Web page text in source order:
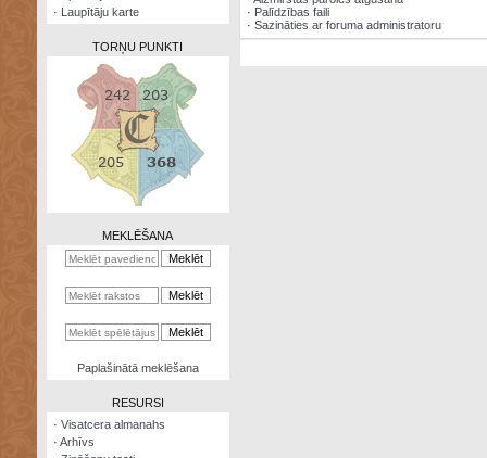
kalkulators
· Laupītāju karte
TORŅU PUNKTI
MEKLĒŠANA
Paplašinātā meklēšana
RESURSI
· Visatcera almanahs
· Arhīvs
· Palīdzības faili
· Sazināties ar foruma administratoru